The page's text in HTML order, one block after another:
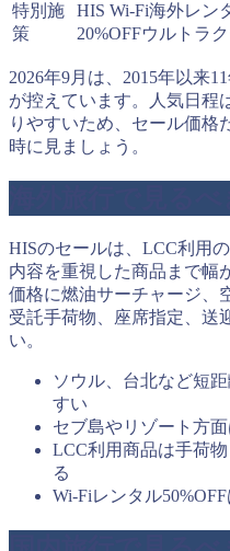
特別施
策
HIS Wi-Fi海外レン
20%OFFウルトラ
2026年9月は、2015年以来
が控えています。人気日程
りやすいため、セール価格
時に見ましょう。
HISのセールは、LCC利用
内容を重視した商品まで幅
価格に燃油サーチャージ、
受託手荷物、座席指定、送
い。
ソウル、台北など短
すい
セブ島やリゾート方
LCC利用商品は手荷
る
Wi-Fiレンタル